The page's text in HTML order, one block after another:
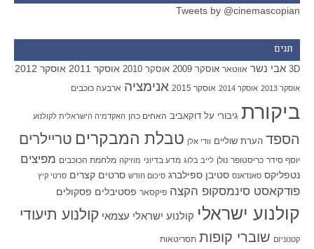
Tweets by @cinemascopian
תגים
3D אבי נשר אווטאר אוסקר 2009 אוסקר 2010 אוסקר 2011 אוסקר 2012
אוסקר 2013 אוסקר 2014 אוסקר 2015 אנימציה ארבעה כוכבים
ביקורת גיבורי על דוקאביב האחים כהן האקדמיה הישראלית לקולנוע
הספד הערת שוליים וודי אלן טבלת המבקרים טריילרים
יוסף סידר כריסטופר נולן לייב בלוג מדע בדיוני מוזיקה מלחמת הכוכבים מפיצים
נטפליקס סאנדאנס סטיבן ספילברג סיכום חודש סרטים קצרים סרטי קיץ
פודקאסט סינמסקופ הקצה פיקסאר פסטיבלים פסקולים
קולנוע ישראלי קולנוע ישראלי עצמאי קולנוע תיעודי
קטנוניזם שוברי קופות תסריטאות